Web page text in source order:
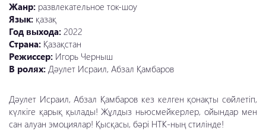
Жанр: развлекательное ток-шоу
Язык: қазақ
Год выхода: 2022
Страна: Қазақстан
Режиссер: Игорь Черныш
В ролях: Дәулет Исраил, Абзал Қамбаров
Дәулет Исраил, Абзал Қамбаров кез келген қонақты сөйлетіп,
күлкіге қарық қылады! Жұлдыз ньюсмейкерлер, ойындар мен
сан алуан эмоциялар! Қысқасы, бәрі НТК-ның стилінде!